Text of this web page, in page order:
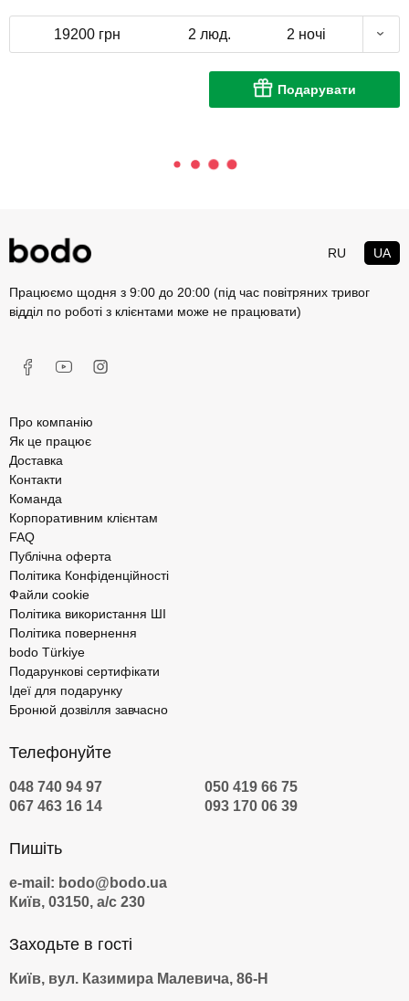
19200 грн 2 люд. 2 ночі
Подарувати
RU UA
Працюємо щодня з 9:00 до 20:00 (під час повітряних тривог
відділ по роботі з клієнтами може не працювати)
Про компанію
Як це працює
Доставка
Контакти
Команда
Корпоративним клієнтам
FAQ
Публічна оферта
Політика Конфіденційності
Файли cookie
Політика використання ШІ
Політика повернення
bodo Türkiye
Подарункові сертифікати
Ідеї для подарунку
Бронюй дозвілля завчасно
Телефонуйте
048 740 94 97
050 419 66 75
067 463 16 14
093 170 06 39
Пишіть
e-mail: bodo@bodo.ua
Київ, 03150, а/с 230
Заходьте в гості
Київ, вул. Казимира Малевича, 86-Н